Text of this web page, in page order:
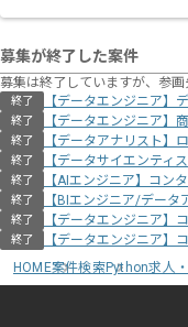
募集が終了した案件
募集は終了していますが、参
終了 【データエンジニア】
終了 【データエンジニア】
終了 【データアナリスト】
終了 【データサイエンティ
終了 【AIエンジニア】コン
終了 【BIエンジニア/デー
終了 【データエンジニア】
終了
【データエンジニア】
HOME案件検索Python求人